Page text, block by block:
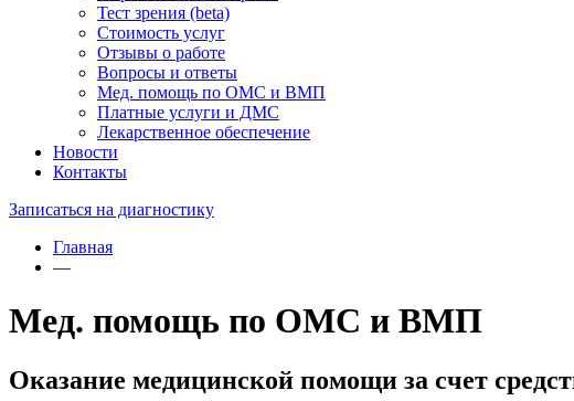
Тест зрения (beta)
Стоимость услуг
Отзывы о работе
Вопросы и ответы
Мед. помощь по ОМС и ВМП
Платные услуги и ДМС
Лекарственное обеспечение
Новости
Контакты
Записаться на диагностику
Главная
—
Мед. помощь по ОМС и ВМП
Оказание медицинской помощи за счет